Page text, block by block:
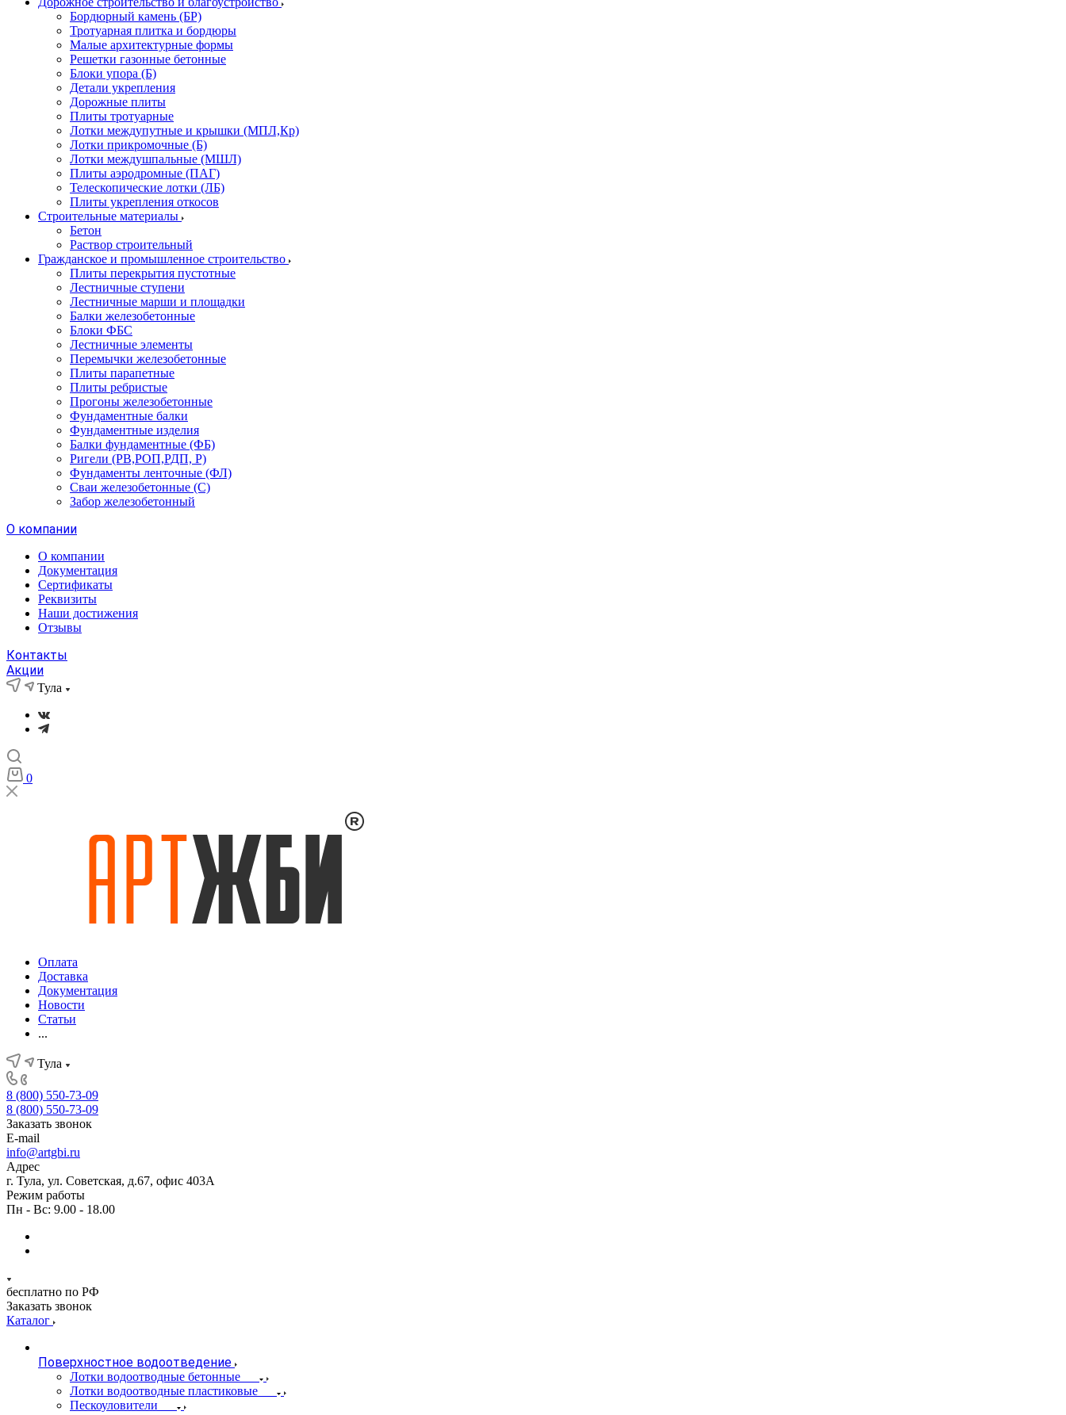
Бордюрный камень (БР)
Тротуарная плитка и бордюры
Малые архитектурные формы
Решетки газонные бетонные
Блоки упора (Б)
Детали укрепления
Дорожные плиты
Плиты тротуарные
Лотки междупутные и крышки (МПЛ,Кр)
Лотки прикромочные (Б)
Лотки междушпальные (МШЛ)
Плиты аэродромные (ПАГ)
Телескопические лотки (ЛБ)
Плиты укрепления откосов
Строительные материалы
Бетон
Раствор строительный
Гражданское и промышленное строительство
Плиты перекрытия пустотные
Лестничные ступени
Лестничные марши и площадки
Балки железобетонные
Блоки ФБС
Лестничные элементы
Перемычки железобетонные
Плиты парапетные
Плиты ребристые
Прогоны железобетонные
Фундаментные балки
Фундаментные изделия
Балки фундаментные (ФБ)
Ригели (РВ,РОП,РДП, Р)
Фундаменты ленточные (ФЛ)
Сваи железобетонные (С)
Забор железобетонный
О компании
О компании
Документация
Сертификаты
Реквизиты
Наши достижения
Отзывы
Контакты
Акции
Тула
0
Оплата
Доставка
Документация
Новости
Статьи
...
Тула
8 (800) 550-73-09
8 (800) 550-73-09
Заказать звонок
E-mail
info@artgbi.ru
Адрес
г. Тула, ул. Советская, д.67, офис 403А
Режим работы
Пн - Вс: 9.00 - 18.00
бесплатно по РФ
Заказать звонок
Каталог
Поверхностное водоотведение
Лотки водоотводные бетонные
Лотки водоотводные пластиковые
Пескоуловители